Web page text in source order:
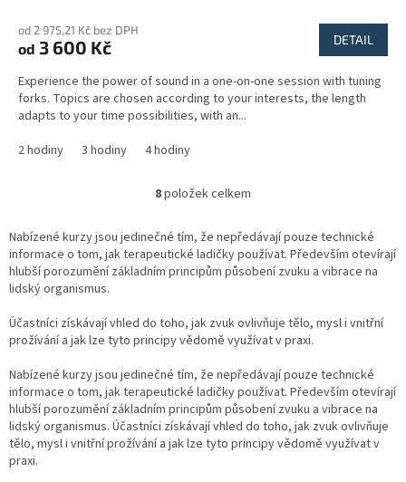
produktu
je
z
5
hvězdiček.
od 2 975,21 Kč bez DPH
od 3 600 Kč DETAIL
Experience the power of sound in a one-on-one session with tuning
forks. Topics are chosen according to your interests, the length
adapts to your time possibilities, with an...
2 hodiny
3 hodiny 4 hodiny
O
l
á
d
í
p
v
k
y
v
ý
8položek celkem
Nabízené kurzy jsou jedinečné tím, že nepředávají pouze technické
informace o tom, jak terapeutické ladičky používat. Především otevírají
hlubší porozumění základním principům působení zvuku a vibrace na
lidský organismus.
Účastníci získávají vhled do toho, jak zvuk ovlivňuje tělo, mysl i vnitřní
prožívání a jak lze tyto principy vědomě využívat v praxi.
Nabízené kurzy jsou jedinečné tím, že nepředávají pouze technické
informace o tom, jak terapeutické ladičky používat. Především otevírají
hlubší porozumění základním principům působení zvuku a vibrace na
lidský organismus. Účastníci získávají vhled do toho, jak zvuk ovlivňuje
tělo, mysl i vnitřní prožívání a jak lze tyto principy vědomě využívat v
praxi.